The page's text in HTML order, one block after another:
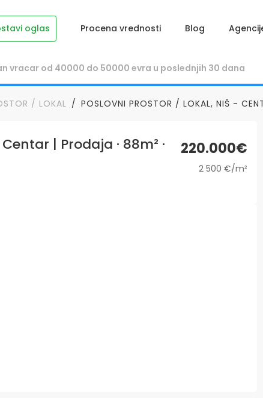
oglas Procena vrednosti Blog
/ LOKAL POSLOVNI PROSTOR / LOKAL, NIŠ -
| Prodaja · 88m² ·
220.000€
2 500 €/m²